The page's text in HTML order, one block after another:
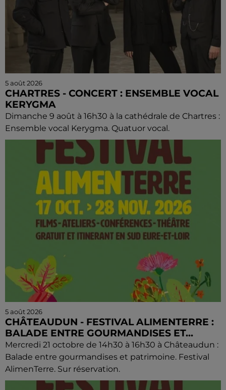
5 août 2026
CHARTRES - CONCERT : ENSEMBLE VOCAL
KERYGMA
Dimanche 9 août à 16h30 à la cathédrale de Chartres :
Ensemble vocal Kerygma. Quatuor vocal.
5 août 2026
CHÂTEAUDUN - FESTIVAL ALIMENTERRE :
BALADE ENTRE GOURMANDISES ET...
Mercredi 21 octobre de 14h30 à 16h30 à Châteaudun :
Balade entre gourmandises et patrimoine. Festival
AlimenTerre. Sur réservation.